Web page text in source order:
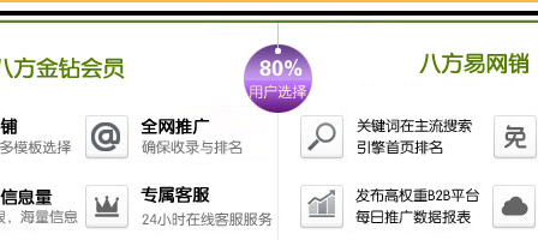
水、喷墨打印纸、车贴、反光膜、单透等。
♦纺织及丝网印刷： 丝网印移印设备及材料、烫印转印设备及
材料、服装纺织品印花、打码、标识、标签外包装，
及服装印花、热转印等。
♦标识标牌、LED标识、灯箱、展示器材、3D打印、促销
品、数字标牌、广告设备和配件等